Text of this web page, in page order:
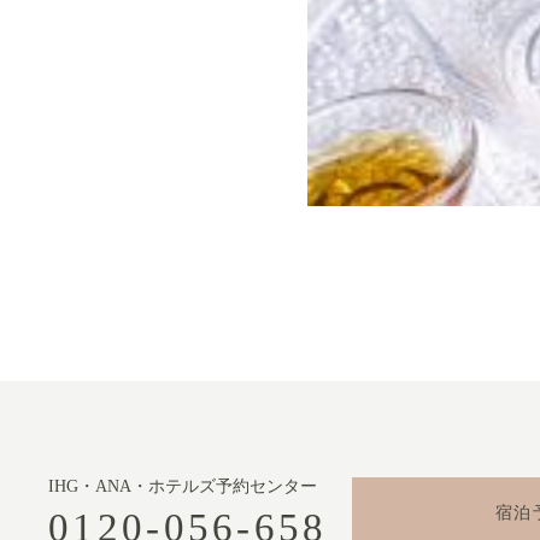
IHG・ANA・ホテルズ予約センター
0120-056-658 宿泊